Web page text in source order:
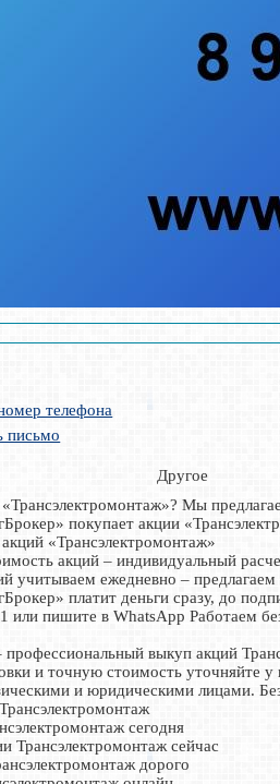
телефона
письмо
Другое
Мы
покупает акции
«Трансэлектромонтаж»
акций – индивидуальный
учитываем ежедневно –
платит деньги сразу, до
или пишите в WhatsApp Работаем
выкуп акций
и точную стоимость уточняйте
и юридическими лицами.
сегодня
Трансэлектромонтаж сейчас
дорого